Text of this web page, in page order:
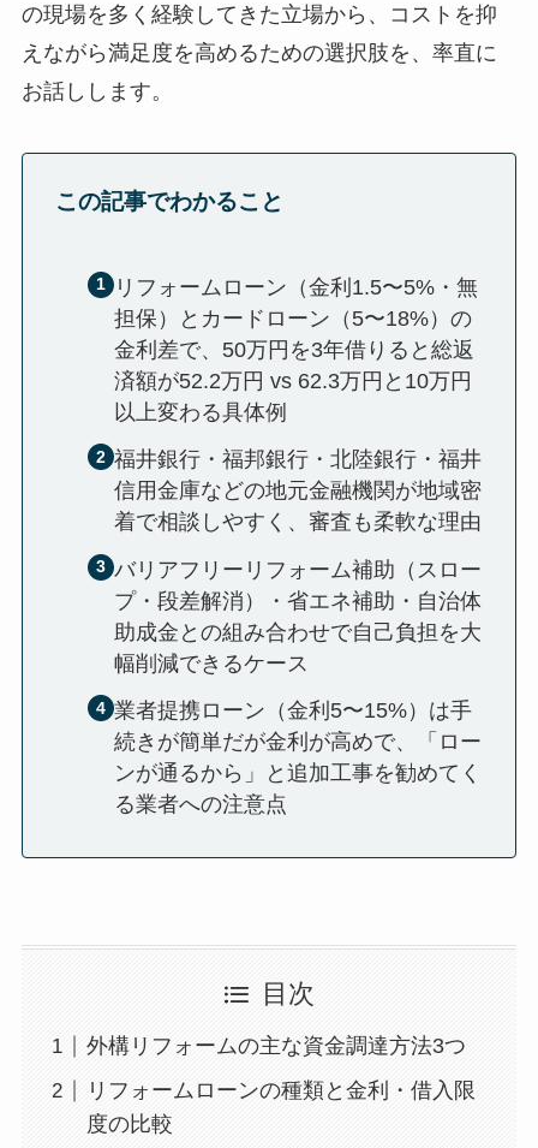
の現場を多く経験してきた立場から、コストを抑
えながら満足度を高めるための選択肢を、率直に
お話しします。
この記事でわかること
リフォームローン（金利1.5〜5%・無
担保）とカードローン（5〜18%）の
金利差で、50万円を3年借りると総返
済額が52.2万円 vs 62.3万円と10万円
以上変わる具体例
福井銀行・福邦銀行・北陸銀行・福井
信用金庫などの地元金融機関が地域密
着で相談しやすく、審査も柔軟な理由
バリアフリーリフォーム補助（スロー
プ・段差解消）・省エネ補助・自治体
助成金との組み合わせで自己負担を大
幅削減できるケース
業者提携ローン（金利5〜15%）は手
続きが簡単だが金利が高めで、「ロー
ンが通るから」と追加工事を勧めてく
る業者への注意点
目次
外構リフォームの主な資金調達方法3つ
リフォームローンの種類と金利・借入限
度の比較